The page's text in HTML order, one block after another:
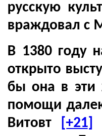
русскую
враждовал с
В 1380 году
открыто
бы она в эти
помощи
Витовт
[+21]